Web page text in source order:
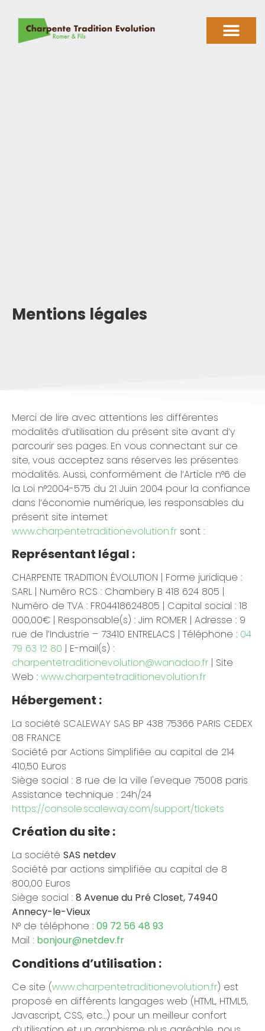
Mentions légales
Merci de lire avec attentions les différentes
modalités d’utilisation du présent site avant d’y
parcourir ses pages. En vous connectant sur ce
site, vous acceptez sans réserves les présentes
modalités. Aussi, conformément de l’Article n°6 de
la Loi n°2004-575 du 21 Juin 2004 pour la confiance
dans l’économie numérique, les responsables du
présent site internet
www.charpentetraditionevolution.fr sont :
Représentant légal :
CHARPENTE TRADITION ÉVOLUTION | Forme juridique :
SARL | Numéro RCS : Chambery B 418 624 805 |
Numéro de TVA : FR04418624805 | Capital social : 18
000,00€ | Responsable(s) : Jim ROMER | Adresse : 9
rue de l’Industrie – 73410 ENTRELACS | Téléphone : 04
79 63 12 80 | E-mail(s) :
charpentetraditionevolution@wanadoo.fr | Site
Web : www.charpentetraditionevolution.fr
Hébergement :
La société SCALEWAY SAS BP 438 75366 PARIS CEDEX
08 FRANCE
Société par Actions Simplifiée au capital de 214
410,50 Euros
Siège social : 8 rue de la ville l'eveque 75008 paris
Assistance technique : 24h/24
https://console.scaleway.com/support/tickets
Création du site :
La société SAS netdev
Société par actions simplifiée au capital de 8
800,00 Euros
Siège social : 8 Avenue du Pré Closet, 74940
Annecy-le-Vieux
N° de téléphone : 09 72 56 48 93
Mail : bonjour@netdev.fr
Conditions d’utilisation :
Ce site (www.charpentetraditionevolution.fr) est
proposé en différents langages web (HTML, HTML5,
Javascript, CSS, etc…) pour un meilleur confort